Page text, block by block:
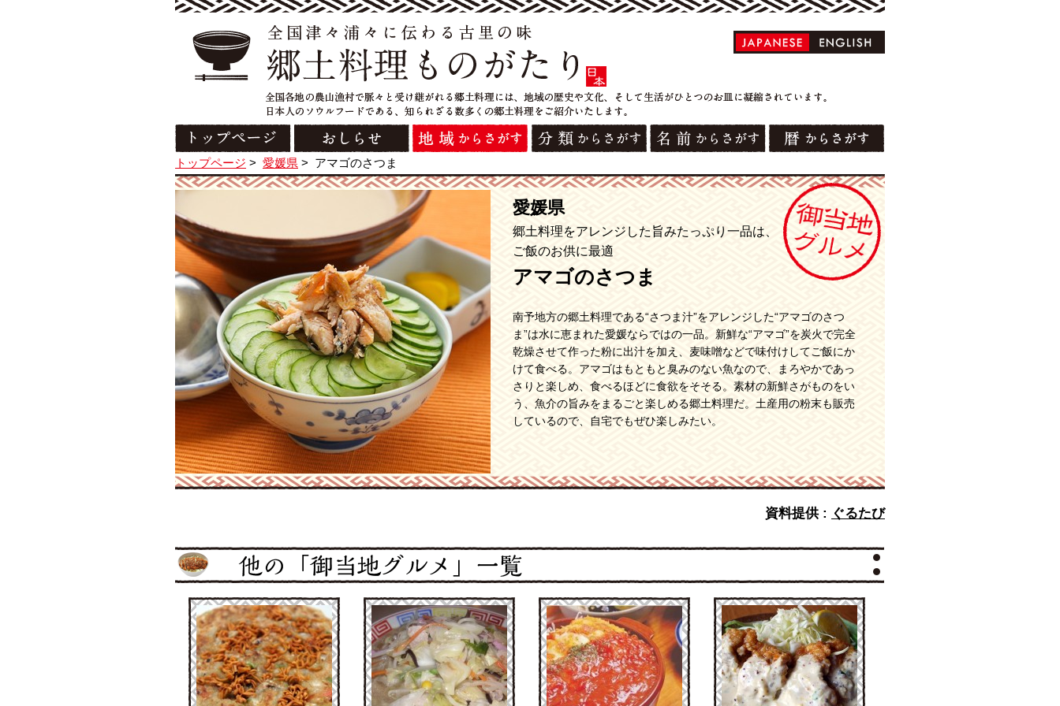
トップページ > 愛媛県 > アマゴのさつま
愛媛県
郷土料理をアレンジした旨みたっぷり一品は、
ご飯のお供に最適
アマゴのさつま
南予地方の郷土料理である“さつま汁”をアレンジした“アマゴのさつ
ま”は水に恵まれた愛媛ならではの一品。新鮮な“アマゴ”を炭火で完全
乾燥させて作った粉に出汁を加え、麦味噌などで味付けしてご飯にか
けて食べる。アマゴはもともと臭みのない魚なので、まろやかであっ
さりと楽しめ、食べるほどに食欲をそそる。素材の新鮮さがものをい
う、魚介の旨みをまるごと楽しめる郷土料理だ。土産用の粉末も販売
しているので、自宅でもぜひ楽しみたい。
資料提供 : ぐるたび